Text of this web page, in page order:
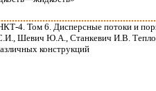
4. Том 6. Дисперсные потоки и
Шевич Ю.А., Станкевич И.В.
конструкций